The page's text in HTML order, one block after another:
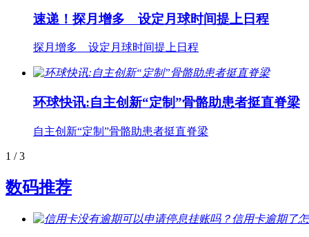
速递！探月增多 设定月球时间提上日程
探月增多 设定月球时间提上日程
环球快讯:自主创新“定制”骨骼助患者挺直脊梁
自主创新“定制”骨骼助患者挺直脊梁
1 / 3
数码推荐